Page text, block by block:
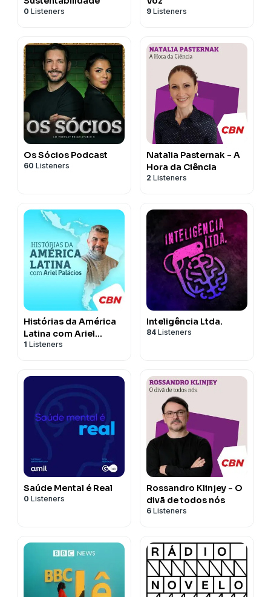
0 Listeners 9 Listeners
Os Sócios Podcast
60 Listeners
Natalia Pasternak - A
Hora da Ciência
2 Listeners
Histórias da América
Latina com Ariel
Palacios
1 Listeners
Inteligência Ltda.
84 Listeners
Saúde Mental é Real
0 Listeners
Rossandro Klinjey - O
divã de todos nós
6 Listeners